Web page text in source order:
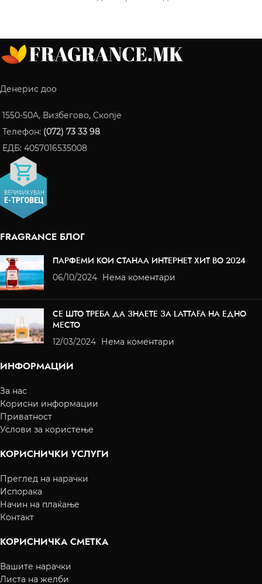
Денерис доо
1550-50A, Визбегово, Скопје
Телефон: (072) 73 33 98
ЕДБ: 4057016535008
FRAGRANCE БЛОГ
ПАРФЕМИ КОИ СТАНАА ИНТЕРНЕТ ХИТ ВО 2024
06/10/2024 Нема коментари
СЕ ШТО ТРЕБА ДА ЗНАЕТЕ ЗА LATTAFA НА ЕДНО
МЕСТО
12/03/2024 Нема коментари
ИНФОРМАЦИИ
За нас
Корисни информации
Приватност
Услови за користење
КОРИСНИЧКИ УСЛУГИ
Преглед на нарачки
Испорака
Начин на плаќање
Контакт
КОРИСНИЧКА СМЕТКА
Вашите нарачки
Листа на желби